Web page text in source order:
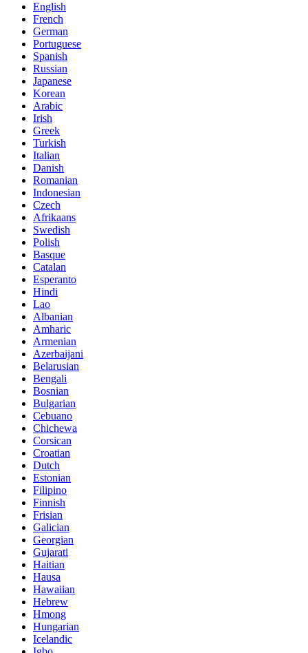
English
French
German
Portuguese
Spanish
Russian
Japanese
Korean
Arabic
Irish
Greek
Turkish
Italian
Danish
Romanian
Indonesian
Czech
Afrikaans
Swedish
Polish
Basque
Catalan
Esperanto
Hindi
Lao
Albanian
Amharic
Armenian
Azerbaijani
Belarusian
Bengali
Bosnian
Bulgarian
Cebuano
Chichewa
Corsican
Croatian
Dutch
Estonian
Filipino
Finnish
Frisian
Galician
Georgian
Gujarati
Haitian
Hausa
Hawaiian
Hebrew
Hmong
Hungarian
Icelandic